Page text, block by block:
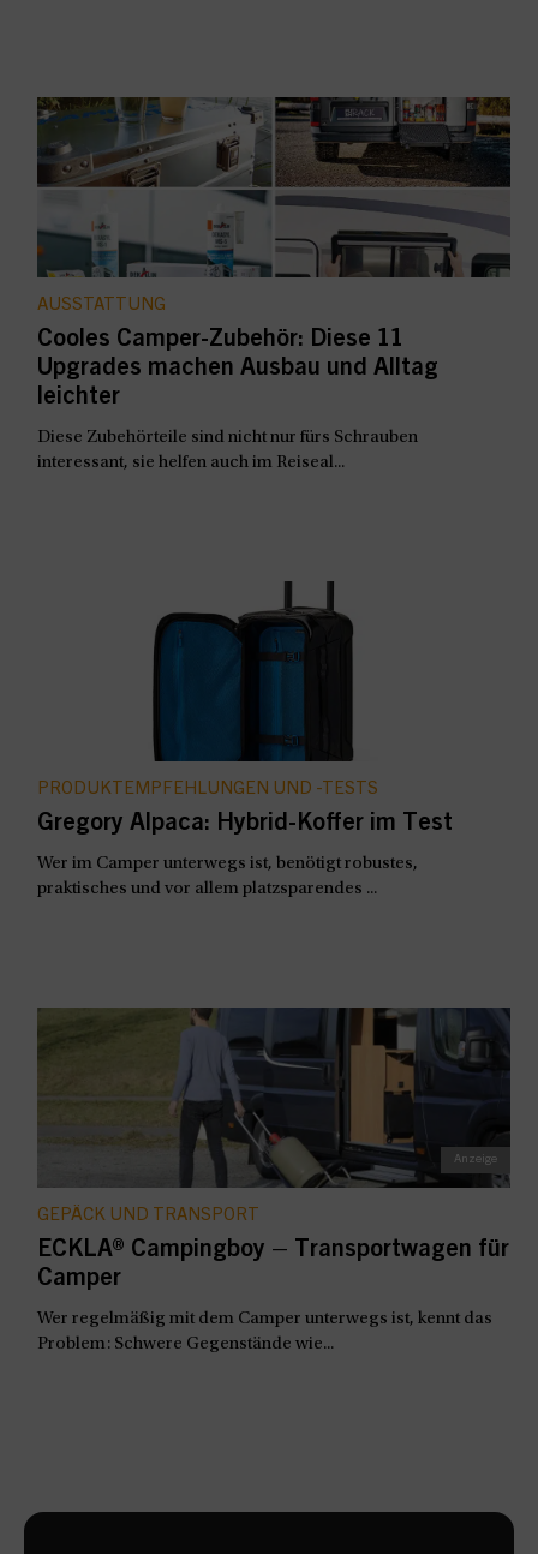
AUSSTATTUNG
Cooles Camper-Zubehör: Diese 11
Upgrades machen Ausbau und Alltag
leichter
Diese Zubehörteile sind nicht nur fürs Schrauben
interessant, sie helfen auch im Reiseal...
PRODUKTEMPFEHLUNGEN UND -TESTS
Gregory Alpaca: Hybrid-Koffer im Test
Wer im Camper unterwegs ist, benötigt robustes,
praktisches und vor allem platzsparendes ...
GEPÄCK UND TRANSPORT
ECKLA® Campingboy – Transportwagen für
Camper
Wer regelmäßig mit dem Camper unterwegs ist, kennt das
Problem: Schwere Gegenstände wie...